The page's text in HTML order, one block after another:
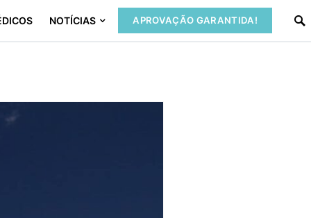
NOTÍCIAS APROVAÇÃO GARANTIDA!